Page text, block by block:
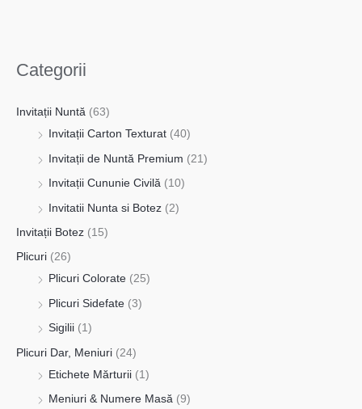
Categorii
Invitații Nuntă (63)
Invitații Carton Texturat (40)
Invitații de Nuntă Premium (21)
Invitații Cununie Civilă (10)
Invitatii Nunta si Botez (2)
Invitații Botez (15)
Plicuri (26)
Plicuri Colorate (25)
Plicuri Sidefate (3)
Sigilii (1)
Plicuri Dar, Meniuri (24)
Etichete Mărturii (1)
Meniuri & Numere Masă (9)